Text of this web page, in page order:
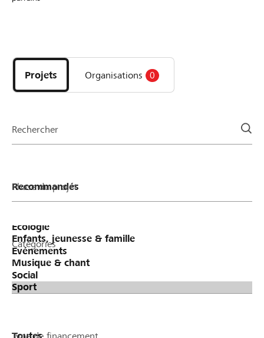
DE FR IT
les
projets
et
la
Projets Organisations 0
Rechercher
Phase du projet
Catégories